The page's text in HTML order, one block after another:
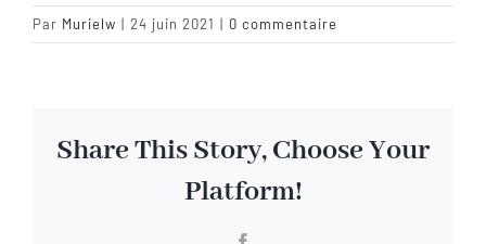
Visite virtuelle
Par Murielw | 24 juin 2021 | 0 commentaire
Share This Story, Choose Your
Platform!